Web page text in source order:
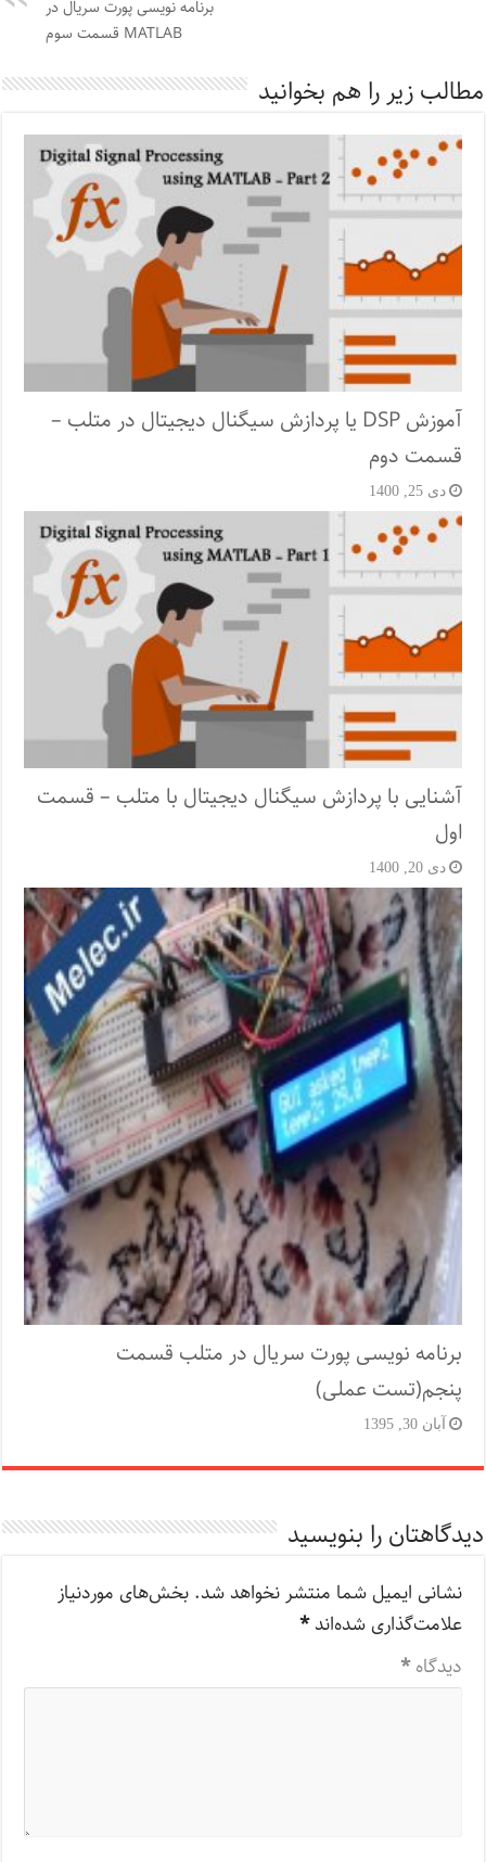
برنامه نویسی پورت سریال در
MATLAB قسمت سوم
مطالب زیر را هم بخوانید
آموزش DSP یا پردازش سیگنال دیجیتال در متلب –
قسمت دوم
دی 25, 1400
آشنایی با پردازش سیگنال دیجیتال با متلب – قسمت
اول
دی 20, 1400
برنامه نویسی پورت سریال در متلب قسمت
پنجم(تست عملی)
آبان 30, 1395
دیدگاهتان را بنویسید
نشانی ایمیل شما منتشر نخواهد شد. بخش‌های موردنیاز
علامت‌گذاری شده‌اند*
دیدگاه*